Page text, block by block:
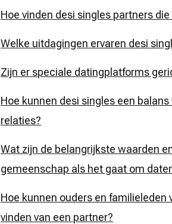
Hoe vinden desi singles partners
Welke uitdagingen ervaren desi
Zijn er speciale datingplatforms
Hoe kunnen desi singles een
relaties?
Wat zijn de belangrijkste waarden
gemeenschap als het gaat om
Hoe kunnen ouders en
vinden van een partner?